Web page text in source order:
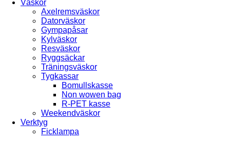
Väskor
Axelremsväskor
Datorväskor
Gympapåsar
Kylväskor
Resväskor
Ryggsäckar
Träningsväskor
Tygkassar
Bomullskasse
Non wowen bag
R-PET kasse
Weekendväskor
Verktyg
Ficklampa